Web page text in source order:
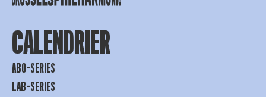
CALENDRIER
ABO-SERIES
LAB-SERIES